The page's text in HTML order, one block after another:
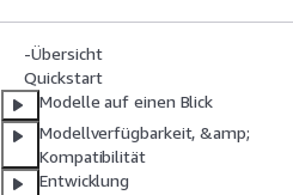
-Übersicht
Quickstart
Modelle auf einen Blick
Modellverfügbarkeit, &amp;
Kompatibilität
Entwicklung